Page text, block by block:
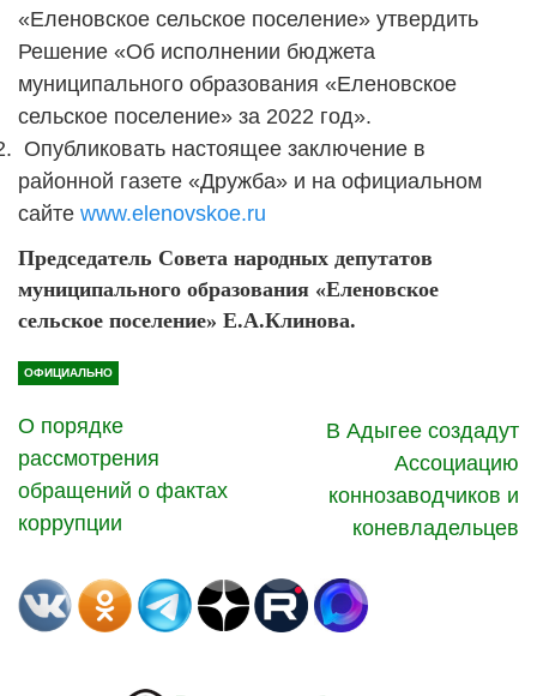
«Еленовское сельское поселение» утвердить
Решение «Об исполнении бюджета
муниципального образования «Еленовское
сельское поселение» за 2022 год».
Опубликовать настоящее заключение в
районной газете «Дружба» и на официальном
сайте www.elenovskoe.ru
Председатель Совета народных депутатов
муниципального образования «Еленовское
сельское поселение» Е.А.Клинова.
ОФИЦИАЛЬНО
О порядке
рассмотрения
обращений о фактах
коррупции
В Адыгее создадут
Ассоциацию
коннозаводчиков и
коневладельцев